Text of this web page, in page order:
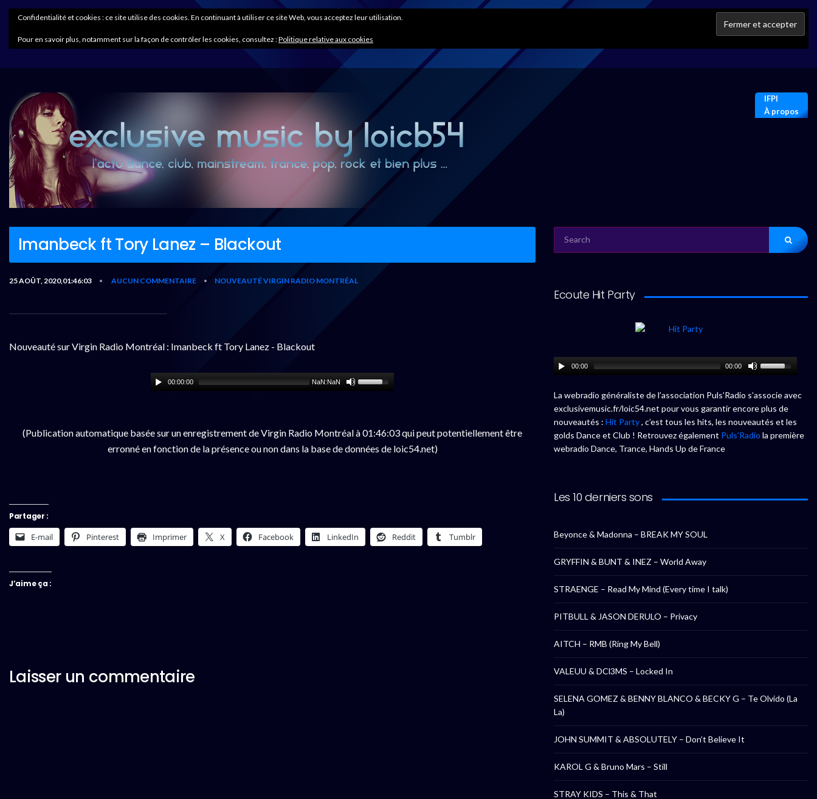
IFPI
À propos
Imanbeck ft Tory Lanez – Blackout
25 AOÛT, 2020,01:46:03 • AUCUN COMMENTAIRE • NOUVEAUTÉ VIRGIN RADIO MONTRÉAL
Nouveauté sur Virgin Radio Montréal : Imanbeck ft Tory Lanez - Blackout
00:00:00 NaN:NaN
(Publication automatique basée sur un enregistrement de Virgin Radio Montréal à 01:46:03 qui peut potentiellement être
erronné en fonction de la présence ou non dans la base de données de loic54.net)
Partager :
E-mail Pinterest Imprimer X Facebook LinkedIn Reddit Tumblr
J’aime ça :
Laisser un commentaire
FOR:
Ecoute Hit Party
00:00 00:00
La webradio généraliste de l’association Puls’Radio s’associe avec
exclusivemusic.fr/loic54.net pour vous garantir encore plus de
nouveautés : Hit Party, c’est tous les hits, les nouveautés et les
golds Dance et Club ! Retrouvez également Puls’Radio la première
webradio Dance, Trance, Hands Up de France
Les 10 derniers sons
Beyonce & Madonna – BREAK MY SOUL
GRYFFIN & BUNT & INEZ – World Away
STRAENGE – Read My Mind (Every time I talk)
PITBULL & JASON DERULO – Privacy
AITCH – RMB (Ring My Bell)
VALEUU & DCl3MS – Locked In
SELENA GOMEZ & BENNY BLANCO & BECKY G – Te Olvido (La
La)
JOHN SUMMIT & ABSOLUTELY – Don’t Believe It
KAROL G & Bruno Mars – Still
STRAY KIDS – This & That
Confidentialité et cookies : ce site utilise des cookies. En continuant à utiliser ce site Web, vous acceptez leur utilisation.
Pour en savoir plus, notamment sur la façon de contrôler les cookies, consultez :Politique relative aux cookies